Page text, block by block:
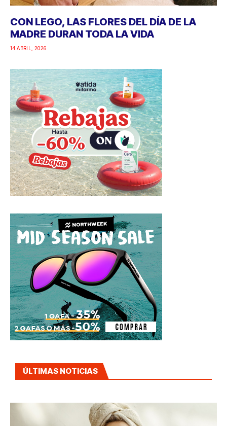
CON LEGO, LAS FLORES DEL DÍA DE LA
MADRE DURAN TODA LA VIDA
14 ABRIL, 2026
ÚLTIMAS NOTICIAS